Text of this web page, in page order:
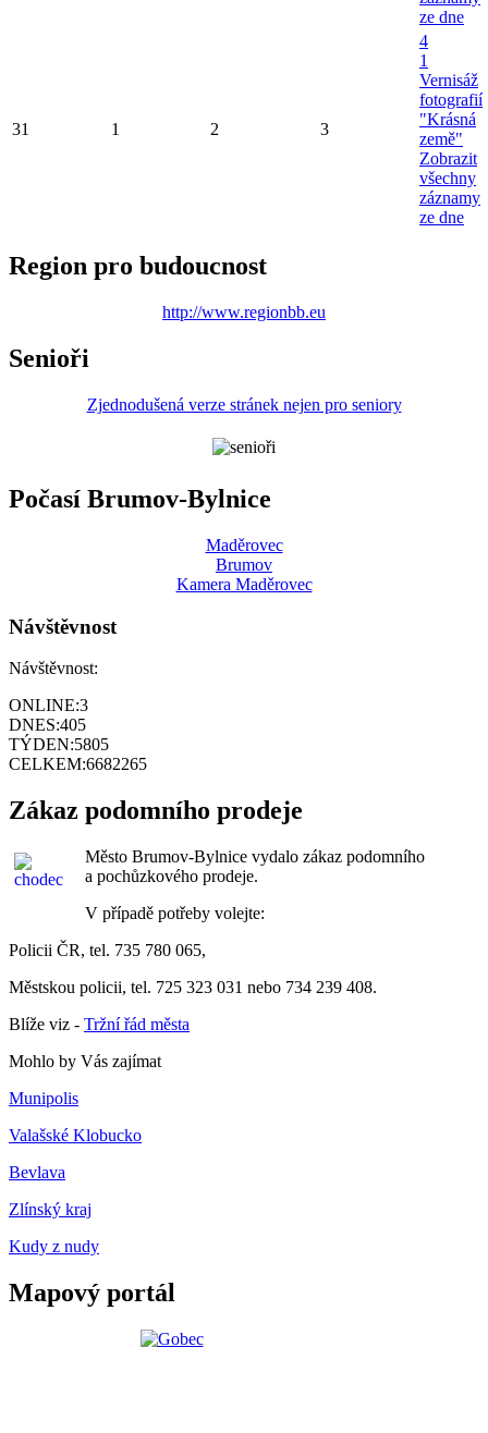
ze dne
31 1 2 3
4
1
Vernisáž
fotografií
"Krásná
země"
Zobrazit
všechny
záznamy
ze dne
Region pro budoucnost
http://www.regionbb.eu
Senioři
Zjednodušená verze stránek nejen pro seniory
Počasí Brumov-Bylnice
Maděrovec
Brumov
Kamera Maděrovec
Návštěvnost
Návštěvnost:
ONLINE:3
DNES:405
TÝDEN:5805
CELKEM:6682265
Zákaz podomního prodeje
Město Brumov-Bylnice vydalo zákaz podomního
a pochůzkového prodeje.
V případě potřeby volejte:
Policii ČR, tel. 735 780 065,
Městskou policii, tel. 725 323 031 nebo 734 239 408.
Blíže viz - Tržní řád města
Mohlo by Vás zajímat
Munipolis
Valašské Klobucko
Bevlava
Zlínský kraj
Kudy z nudy
Mapový portál